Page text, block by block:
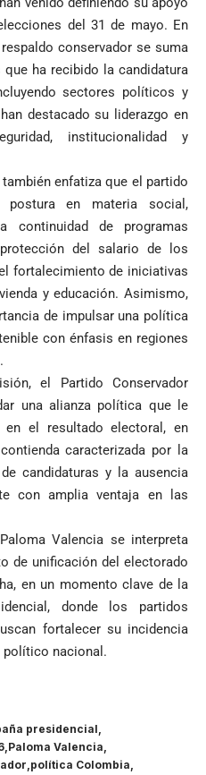
del 31 de mayo. En
conservador se suma
ha recibido la candidatura
sectores políticos y
destacado su liderazgo en
institucionalidad y
enfatiza que el partido
postura en materia social,
continuidad de programas
del salario de los
fortalecimiento de iniciativas
y educación. Asimismo,
de impulsar una política
con énfasis en regiones
el Partido Conservador
una alianza política que le
en el resultado electoral, en
caracterizada por la
candidaturas y la ausencia
con amplia ventaja en las
Valencia se interpreta
de unificación del electorado
en un momento clave de la
donde los partidos
fortalecer su incidencia
político nacional.
presidencial
Paloma Valencia
política Colombia